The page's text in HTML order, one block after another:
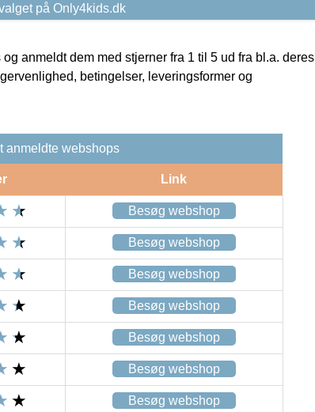
på Only4kids.dk
anmeldt dem med stjerner fra 1 til 5 ud fra bl.a. deres
betingelser, leveringsformer og
anmeldte webshops
Link
Besøg webshop
Besøg webshop
Besøg webshop
Besøg webshop
Besøg webshop
Besøg webshop
Besøg webshop